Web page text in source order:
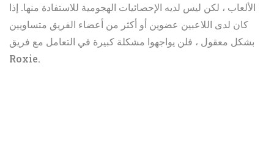
الألعاب ، لكن ليس لديه الإحصائيات الهجومية للاستفادة منها. إذا
كان لدى اللاعبين عضوين أو أكثر من أعضاء الفريق متساويين
بشكل معقول ، فلن يواجهوا مشكلة كبيرة في التعامل مع فريق
Roxie.